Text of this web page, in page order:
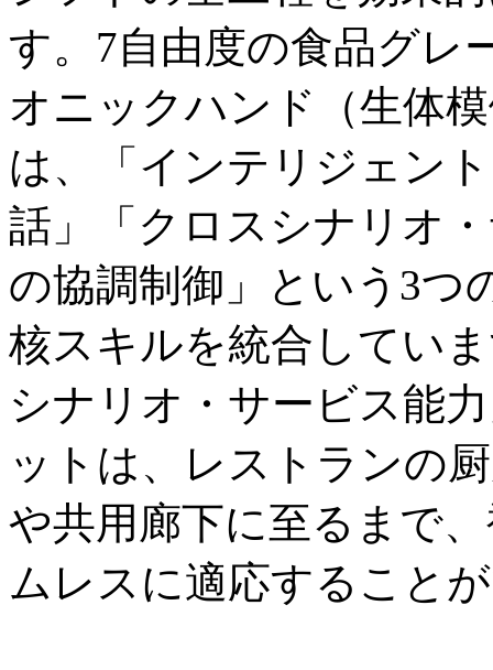
す。7自由度の食品グレ
オニックハンド（生体
は、「インテリジェン
話」「クロスシナリオ
の協調制御」という3つ
核スキルを統合してい
シナリオ・サービス能
ットは、レストランの
や共用廊下に至るまで
ムレスに適応すること